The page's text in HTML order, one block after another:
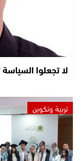
لا تجعلوا
تربية وتكوين